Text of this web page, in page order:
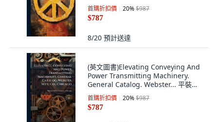
首購折扣價 20%$987
$787
8/20 預計送達
(英文圖書)Elevating Conveying And
Power Transmitting Machinery.
General Catalog. Webster... 平裝版,
Nabu Press, 英文
首購折扣價 20%$987
$787